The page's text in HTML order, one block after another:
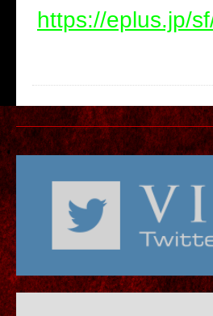
https://eplus.jp/